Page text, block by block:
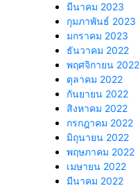
มีนาคม 2023
กุมภาพันธ์ 2023
มกราคม 2023
ธันวาคม 2022
พฤศจิกายน 2022
ตุลาคม 2022
กันยายน 2022
สิงหาคม 2022
กรกฎาคม 2022
มิถุนายน 2022
พฤษภาคม 2022
เมษายน 2022
มีนาคม 2022